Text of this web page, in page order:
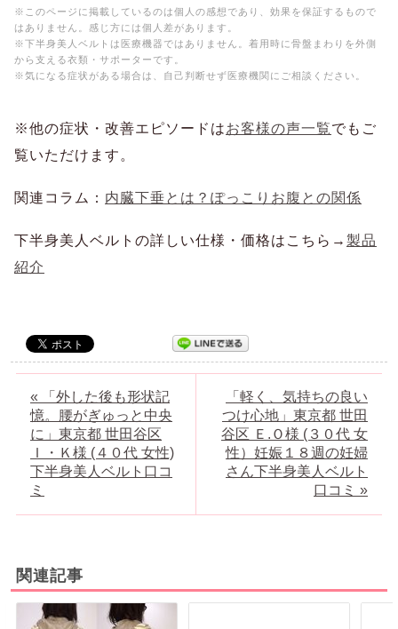
※このページに掲載しているのは個人の感想であり、効果を保証するもので
はありません。感じ方には個人差があります。
※下半身美人ベルトは医療機器ではありません。着用時に骨盤まわりを外側
から支える衣類・サポーターです。
※気になる症状がある場合は、自己判断せず医療機関にご相談ください。
※他の症状・改善エピソードはお客様の声一覧でもご
覧いただけます。
関連コラム： 内臓下垂とは？ぽっこりお腹との関係
下半身美人ベルトの詳しい仕様・価格はこちら→ 製品
紹介
« 「外した後も形状記
憶。腰がぎゅっと中央
に」東京都 世田谷区
Ｉ・Ｋ様 (４０代 女性)
下半身美人ベルト口コ
ミ
「軽く、気持ちの良い
つけ心地」東京都 世田
谷区 Ｅ.Ｏ様 (３０代 女
性）妊娠１８週の妊婦
さん下半身美人ベルト
口コミ »
関連記事